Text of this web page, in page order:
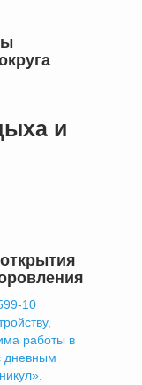
и
10
работы в
дневным